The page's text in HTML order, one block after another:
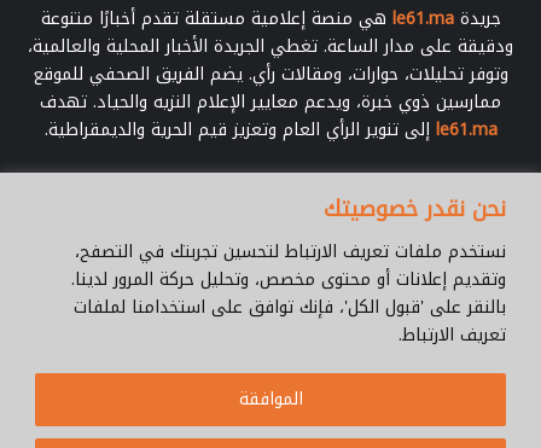
نحن نقدر خصوصيتك
نستخدم ملفات تعريف الارتباط لتحسين تجربتك في التصفح،
وتقديم إعلانات أو محتوى مخصص، وتحليل حركة المرور لدينا.
بالنقر على 'قبول الكل'، فإنك توافق على استخدامنا لملفات
تعريف الارتباط.
الموافقة
جريدةle61.ma هي منصة إعلامية مستقلة تقدم أخبارًا متنوعة
ودقيقة على مدار الساعة. تغطي الجريدة الأخبار المحلية والعالمية،
وتوفر تحليلات، حوارات، ومقالات رأي. يضم الفريق الصحفي للموقع
ممارسين ذوي خبرة، ويدعم معايير الإعلام النزيه والحياد. تهدف
le61.maإلى تنوير الرأي العام وتعزيز قيم الحرية والديمقراطية.
بريدك
الإلكتروني
© جميع الحقوق محفوظة 2026 |
Le61.ma
فريق العمل للإتصال